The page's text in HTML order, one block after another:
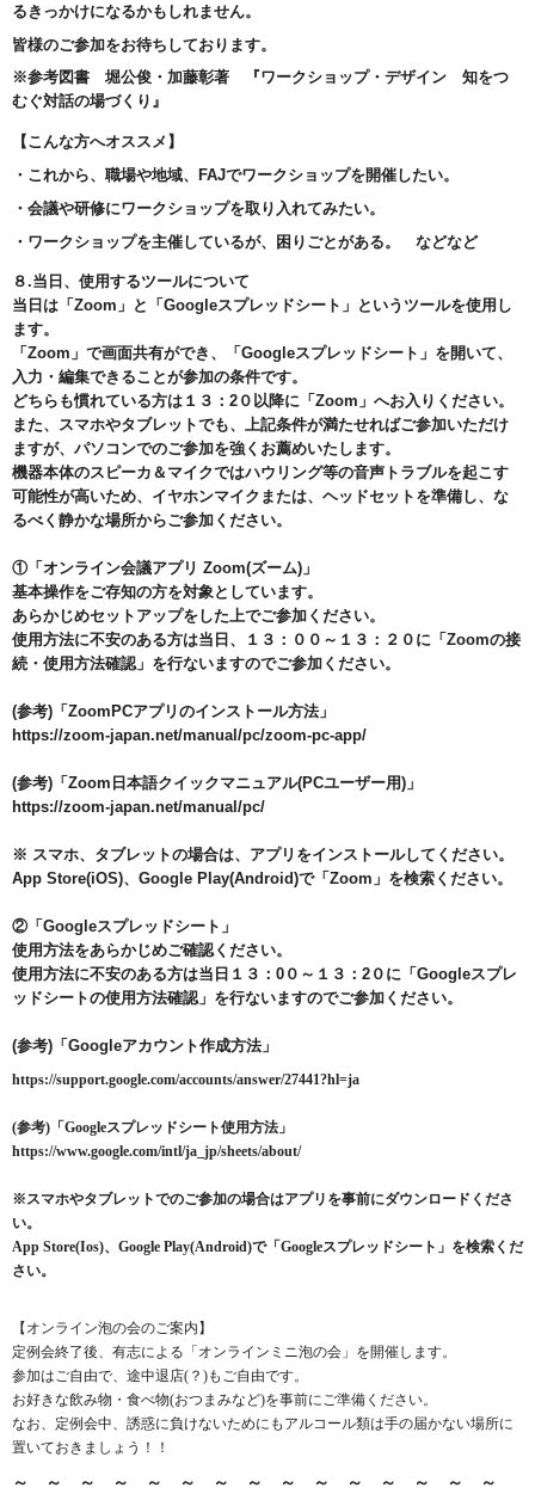
るきっかけになるかもしれません。
皆様のご参加をお待ちしております。
※参考図書 堀公俊・加藤彰著 『ワークショップ・デザイン 知をつ
むぐ対話の場づくり』
【こんな方へオススメ】
・これから、職場や地域、FAJでワークショップを開催したい。
・会議や研修にワークショップを取り入れてみたい。
・ワークショップを主催しているが、困りごとがある。 などなど
８.当日、使用するツールについて
当日は「Zoom」と「Googleスプレッドシート」というツールを使用し
ます。
「Zoom」で画面共有ができ、「Googleスプレッドシート」を開いて、
入力・編集できることが参加の条件です。
どちらも慣れている方は１３：2０以降に「Zoom」へお入りください。
また、スマホやタブレットでも、上記条件が満たせればご参加いただけ
ますが、パソコンでのご参加を強くお薦めいたします。
機器本体のスピーカ＆マイクではハウリング等の音声トラブルを起こす
可能性が高いため、イヤホンマイクまたは、ヘッドセットを準備し、な
るべく静かな場所からご参加ください。
①「オンライン会議アプリ Zoom(ズーム)」
基本操作をご存知の方を対象としています。
あらかじめセットアップをした上でご参加ください。
使用方法に不安のある方は当日、１３：００～１３：２０に「Zoomの接
続・使用方法確認」を行ないますのでご参加ください。
(参考)「ZoomPCアプリのインストール方法」
https://zoom-japan.net/manual/pc/zoom-pc-app/
(参考)「Zoom日本語クイックマニュアル(PCユーザー用)」
https://zoom-japan.net/manual/pc/
※ スマホ、タブレットの場合は、アプリをインストールしてください。
App Store(iOS)、Google Play(Android)で「Zoom」を検索ください。
②「Googleスプレッドシート」
使用方法をあらかじめご確認ください。
使用方法に不安のある方は当日１３：0０～１３：2０に「Googleスプレ
ッドシートの使用方法確認」を行ないますのでご参加ください。
(参考)「Googleアカウント作成方法」
https://support.google.com/accounts/answer/27441?hl=ja
(参考)「Googleスプレッドシート使用方法」
https://www.google.com/intl/ja_jp/sheets/about/
※スマホやタブレットでのご参加の場合はアプリを事前にダウンロードくださ
い。
App Store(Ios)、Google Play(Android)で「Googleスプレッドシート」を検索くだ
さい。
【オンライン泡の会のご案内】
定例会終了後、有志による「オンラインミニ泡の会」を開催します。
参加はご自由で、途中退店(？)もご自由です。
お好きな飲み物・食べ物(おつまみなど)を事前にご準備ください。
なお、定例会中、誘惑に負けないためにもアルコール類は手の届かない場所に
置いておきましょう！！
～ ～ ～ ～ ～ ～ ～ ～ ～ ～ ～ ～ ～ ～ ～